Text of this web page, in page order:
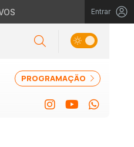
Entrar
PROGRAMAÇÃO